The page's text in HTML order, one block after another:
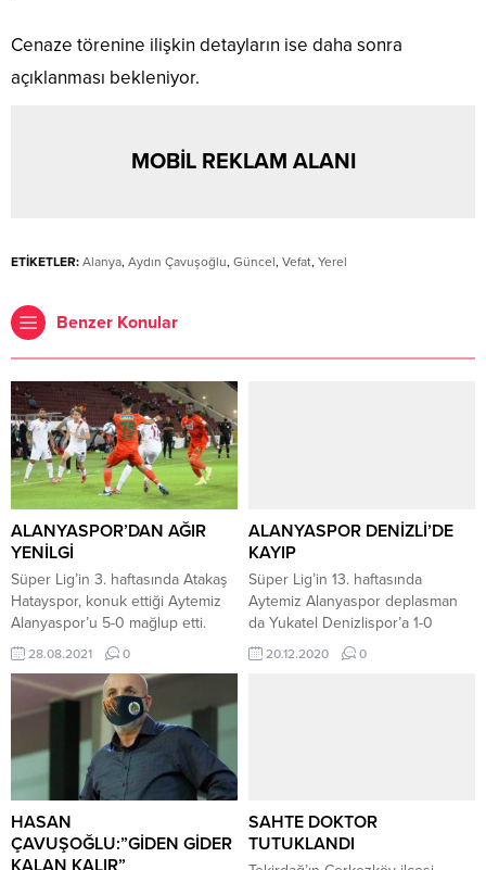
Cenaze törenine ilişkin detayların ise daha sonra
açıklanması bekleniyor.
MOBİL REKLAM ALANI
ETİKETLER: Alanya, Aydın Çavuşoğlu, Güncel, Vefat, Yerel
Benzer Konular
ALANYASPOR’DAN AĞIR
YENİLGİ
Süper Lig’in 3. haftasında Atakaş
Hatayspor, konuk ettiği Aytemiz
Alanyaspor’u 5-0 mağlup etti.
Bordo-beyazlılar, bu sezonki ilk
galibiyetini aldı. Yeni Hatay
Stadı’nda oynanan mücadelenin
ilk yarısını ev sahibi Atakaş
Hatayspor, 4. dakikada Traore, 18.
dakikada Lobjanidze ve 42.
dakikada Ribeiro’nun attığı
gollerle 3-0 önde tamamladı.
Bordo-beyazlılar, 60. dakikada
Ayoub El...
28.08.2021 0
ALANYASPOR DENİZLİ’DE
KAYIP
Süper Lig’in 13. haftasında
Aytemiz Alanyaspor deplasman
da Yukatel Denizlispor’a 1-0
yenildi. Denizli Atatürk Stadı’nda
oynanan mücadelede ev sahibi
kazanan son sıradaki Denizlispor
puanını 9’a...
20.12.2020 0
HASAN
ÇAVUŞOĞLU:”GİDEN GİDER
SAHTE DOKTOR
TUTUKLANDI